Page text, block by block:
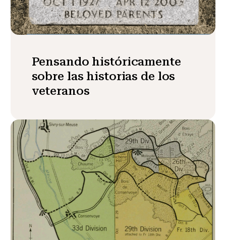
Pensando históricamente
sobre las historias de los
veteranos